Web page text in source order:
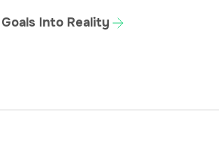
Into Reality